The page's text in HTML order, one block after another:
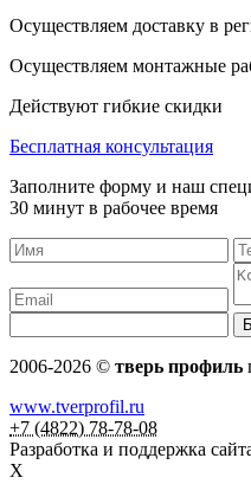
Осуществляем доставку в
Осуществляем монтажные
Действуют гибкие скидки
Бесплатная консультация
Заполните форму и наш
30 минут в рабочее время
2006-2026 © тверь профиль
www.tverprofil.ru
+7 (4822) 78-78-08
Разработка и поддержка
X